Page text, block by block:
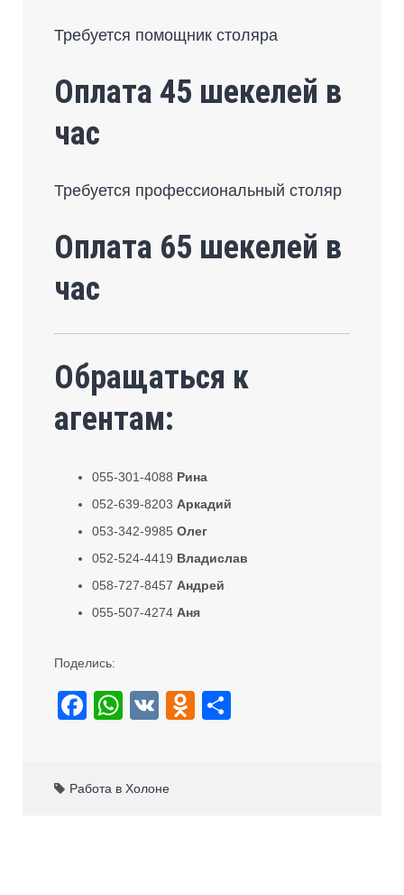
Требуется помощник столяра
Оплата 45 шекелей в
час
Требуется профессиональный столяр
Оплата 65 шекелей в
час
Обращаться к
агентам:
055-301-4088 Рина
052-639-8203 Аркадий
053-342-9985Олег
052-524-4419 Владислав
058-727-8457 Андрей
055-507-4274 Аня
Поделись:
F
e
W
s
V
O
Работа в Холоне